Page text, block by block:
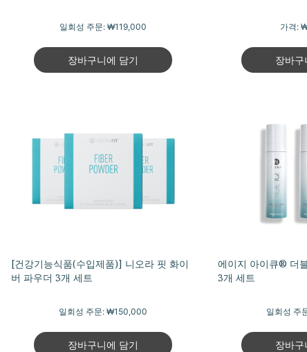
일회성 주문:₩119,000
장바구니에 담기
가격:
장바구
[건강기능식품(수입제품)] 니오라 핏 화이
버 파우더 3개 세트
일회성 주문:₩150,000
장바구니에 담기
에이지 아이큐® 더
3개 세트
일회성 주
장바구